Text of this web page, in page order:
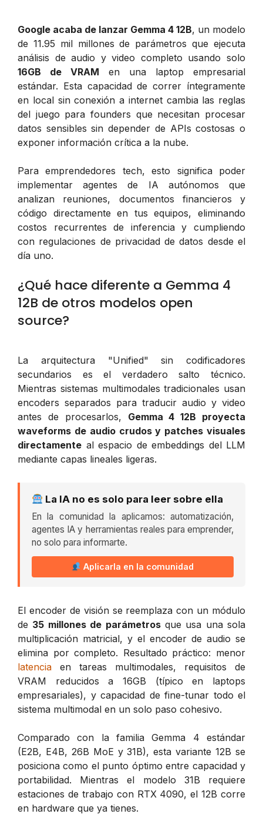
Google acaba de lanzar Gemma 4 12B, un modelo
de 11.95 mil millones de parámetros que ejecuta
análisis de audio y video completo usando solo
16GB de VRAM en una laptop empresarial
estándar. Esta capacidad de correr íntegramente
en local sin conexión a internet cambia las reglas
del juego para founders que necesitan procesar
datos sensibles sin depender de APIs costosas o
exponer información crítica a la nube.
Para emprendedores tech, esto significa poder
implementar agentes de IA autónomos que
analizan reuniones, documentos financieros y
código directamente en tus equipos, eliminando
costos recurrentes de inferencia y cumpliendo
con regulaciones de privacidad de datos desde el
día uno.
¿Qué hace diferente a Gemma 4
12B de otros modelos open
source?
La arquitectura "Unified" sin codificadores
secundarios es el verdadero salto técnico.
Mientras sistemas multimodales tradicionales usan
encoders separados para traducir audio y video
antes de procesarlos, Gemma 4 12B proyecta
waveforms de audio crudos y patches visuales
directamente al espacio de embeddings del LLM
mediante capas lineales ligeras.
La IA no es solo para leer sobre ella
En la comunidad la aplicamos: automatización,
agentes IA y herramientas reales para emprender,
no solo para informarte.
Aplicarla en la comunidad
El encoder de visión se reemplaza con un módulo
de 35 millones de parámetrosque usa una sola
multiplicación matricial, y el encoder de audio se
elimina por completo. Resultado práctico: menor
latencia en tareas multimodales, requisitos de
VRAM reducidos a 16GB (típico en laptops
empresariales), y capacidad de fine-tunar todo el
sistema multimodal en un solo paso cohesivo.
Comparado con la familia Gemma 4 estándar
(E2B, E4B, 26B MoE y 31B), esta variante 12B se
posiciona como el punto óptimo entre capacidad y
portabilidad. Mientras el modelo 31B requiere
estaciones de trabajo con RTX 4090, el 12B corre
en hardware que ya tienes.